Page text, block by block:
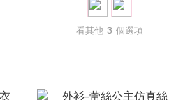
看其他 3 個選項